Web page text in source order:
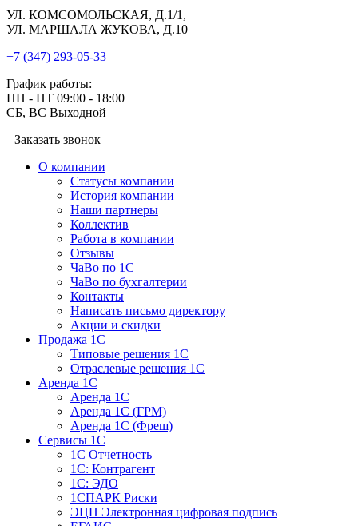
УЛ. КОМСОМОЛЬСКАЯ, Д.1/1,
УЛ. МАРШАЛА ЖУКОВА, Д.10
+7 (347) 293-05-33
График работы:
ПН - ПТ 09:00 - 18:00
СБ, ВС Выходной
Заказать звонок
О компании
Cтатусы компании
История компании
Наши партнеры
Коллектив
Работа в компании
Отзывы
ЧаВо по 1С
ЧаВо по бухгалтерии
Контакты
Написать письмо директору
Акции и скидки
Продажа 1С
Типовые решения 1С
Отраслевые решения 1С
Аренда 1С
Аренда 1С
Аренда 1С (ГРМ)
Аренда 1С (Фреш)
Сервисы 1С
1С Отчетность
1С: Контрагент
1С: ЭДО
1СПАРК Риски
ЭЦП Электронная цифровая подпись